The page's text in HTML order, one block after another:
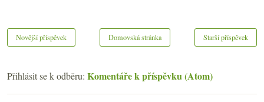
Novější příspěvek Starší příspěvek
Domovská stránka
Přihlásit se k odběru: Komentáře k příspěvku (Atom)